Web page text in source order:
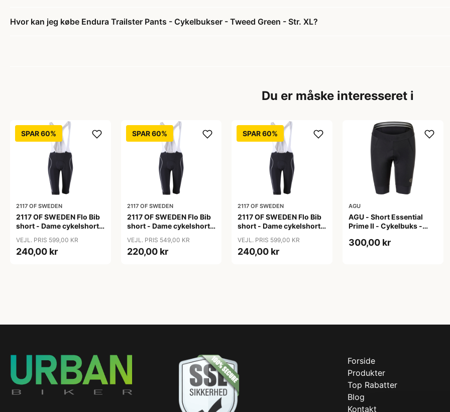
Hvor kan jeg købe Endura Trailster Pants - Cykelbukser - Tweed Green - Str. XL?
Du er måske interesseret i
SPAR 60%
2117 OF SWEDEN
2117 OF SWEDEN Flo Bib
short - Dame cykelshorts
VEJL. PRIS 599,00 KR
240,00 kr
SPAR 60%
2117 OF SWEDEN
2117 OF SWEDEN Flo Bib
short - Dame cykelshorts
VEJL. PRIS 549,00 KR
220,00 kr
SPAR 60%
2117 OF SWEDEN
2117 OF SWEDEN Flo Bib
short - Dame cykelshorts
VEJL. PRIS 599,00 KR
240,00 kr
AGU
AGU - Short Essential
Prime II - Cykelbuks -
300,00 kr
Forside
Produkter
Top Rabatter
Blog
Kontakt